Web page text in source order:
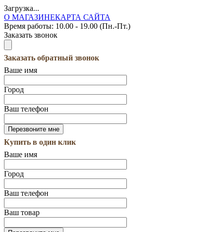
Загрузка...
О МАГАЗИНЕКАРТА САЙТА
Время работы: 10.00 - 19.00 (Пн.-Пт.)
Заказать звонок
Заказать обратный звонок
Ваше имя
Город
Ваш телефон
Купить в один клик
Ваше имя
Город
Ваш телефон
Ваш товар